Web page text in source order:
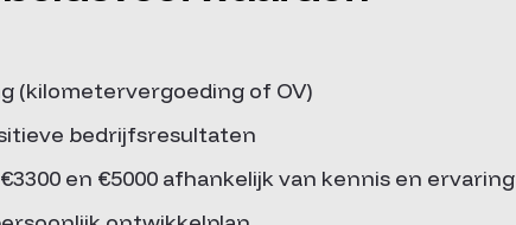
(kilometervergoeding of OV)
bedrijfsresultaten
en €5000 afhankelijk van kennis en ervaring